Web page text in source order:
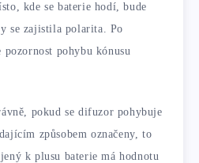
kde se baterie hodí, bude
se zajistila polarita. Po
pohybu kónusu
pokud se difuzor pohybuje
způsobem označeny, to
k plusu baterie má hodnotu